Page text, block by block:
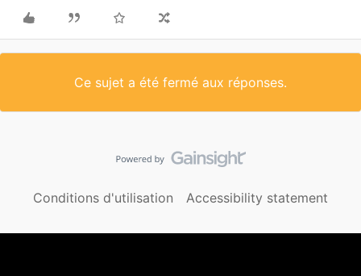
Ce sujet a été fermé aux réponses.
Conditions d'utilisation Accessibility statement